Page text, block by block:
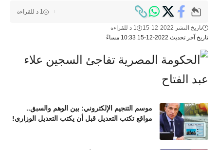
تاريخ آخر تحديث 2022-12-15 10:33 مساءً
تاريخ النشر 2022-12-15 1 د للقراءة
1 د للقراءة
موسم التنجيم الإلكتروني: بين الوهم والسبق..
مواقع تكتب التعديل قبل أن يكتب التعديل الوزاري!